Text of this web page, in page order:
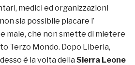
medici ed organizzazioni
sia possibile placare l’
male, che non smette di mietere
Terzo Mondo. Dopo Liberia,
è la volta della Sierra Leone